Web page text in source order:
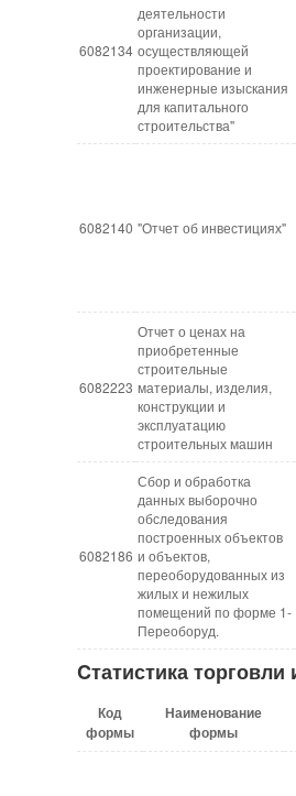
6082134
деятельности
организации,
осуществляющей
проектирование и
инженерные изыскания
для капитального
строительства"
6082140 "Отчет об инвестициях"
6082223
Отчет о ценах на
приобретенные
строительные
материалы, изделия,
конструкции и
эксплуатацию
строительных машин
6082186
Сбор и обработка
данных выборочно
обследования
построенных объектов
и объектов,
переоборудованных из
жилых и нежилых
помещений по форме 1-
Переоборуд.
Cтатистика торговли
Код
формы
Наименование
формы